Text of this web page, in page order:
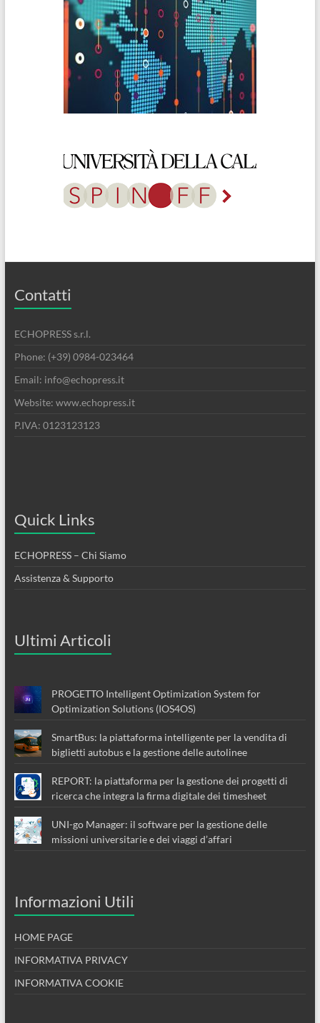
Contatti
ECHOPRESS s.r.l.
Phone: (+39) 0984-023464
Email: info@echopress.it
Website: www.echopress.it
P.IVA: 0123123123
Quick Links
ECHOPRESS – Chi Siamo
Assistenza & Supporto
Ultimi Articoli
PROGETTO Intelligent Optimization System for
Optimization Solutions (IOS4OS)
SmartBus: la piattaforma intelligente per la vendita di
biglietti autobus e la gestione delle autolinee
REPORT: la piattaforma per la gestione dei progetti di
ricerca che integra la firma digitale dei timesheet
UNI-go Manager: il software per la gestione delle
missioni universitarie e dei viaggi d’affari
Informazioni Utili
HOME PAGE
INFORMATIVA PRIVACY
INFORMATIVA COOKIE